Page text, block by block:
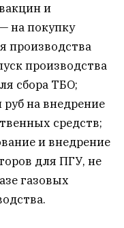
и
на покупку
производства
производства
сбора ТБО;
на внедрение
средств;
и внедрение
для ПГУ, не
газовых